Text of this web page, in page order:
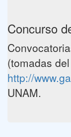
Concurso
(tomadas
http://
UNAM.